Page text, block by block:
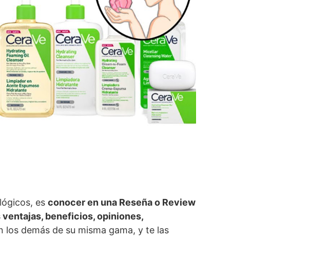
es conocer en una Reseña o Review
ventajas, beneficios, opiniones,
demás de su misma gama, y te las